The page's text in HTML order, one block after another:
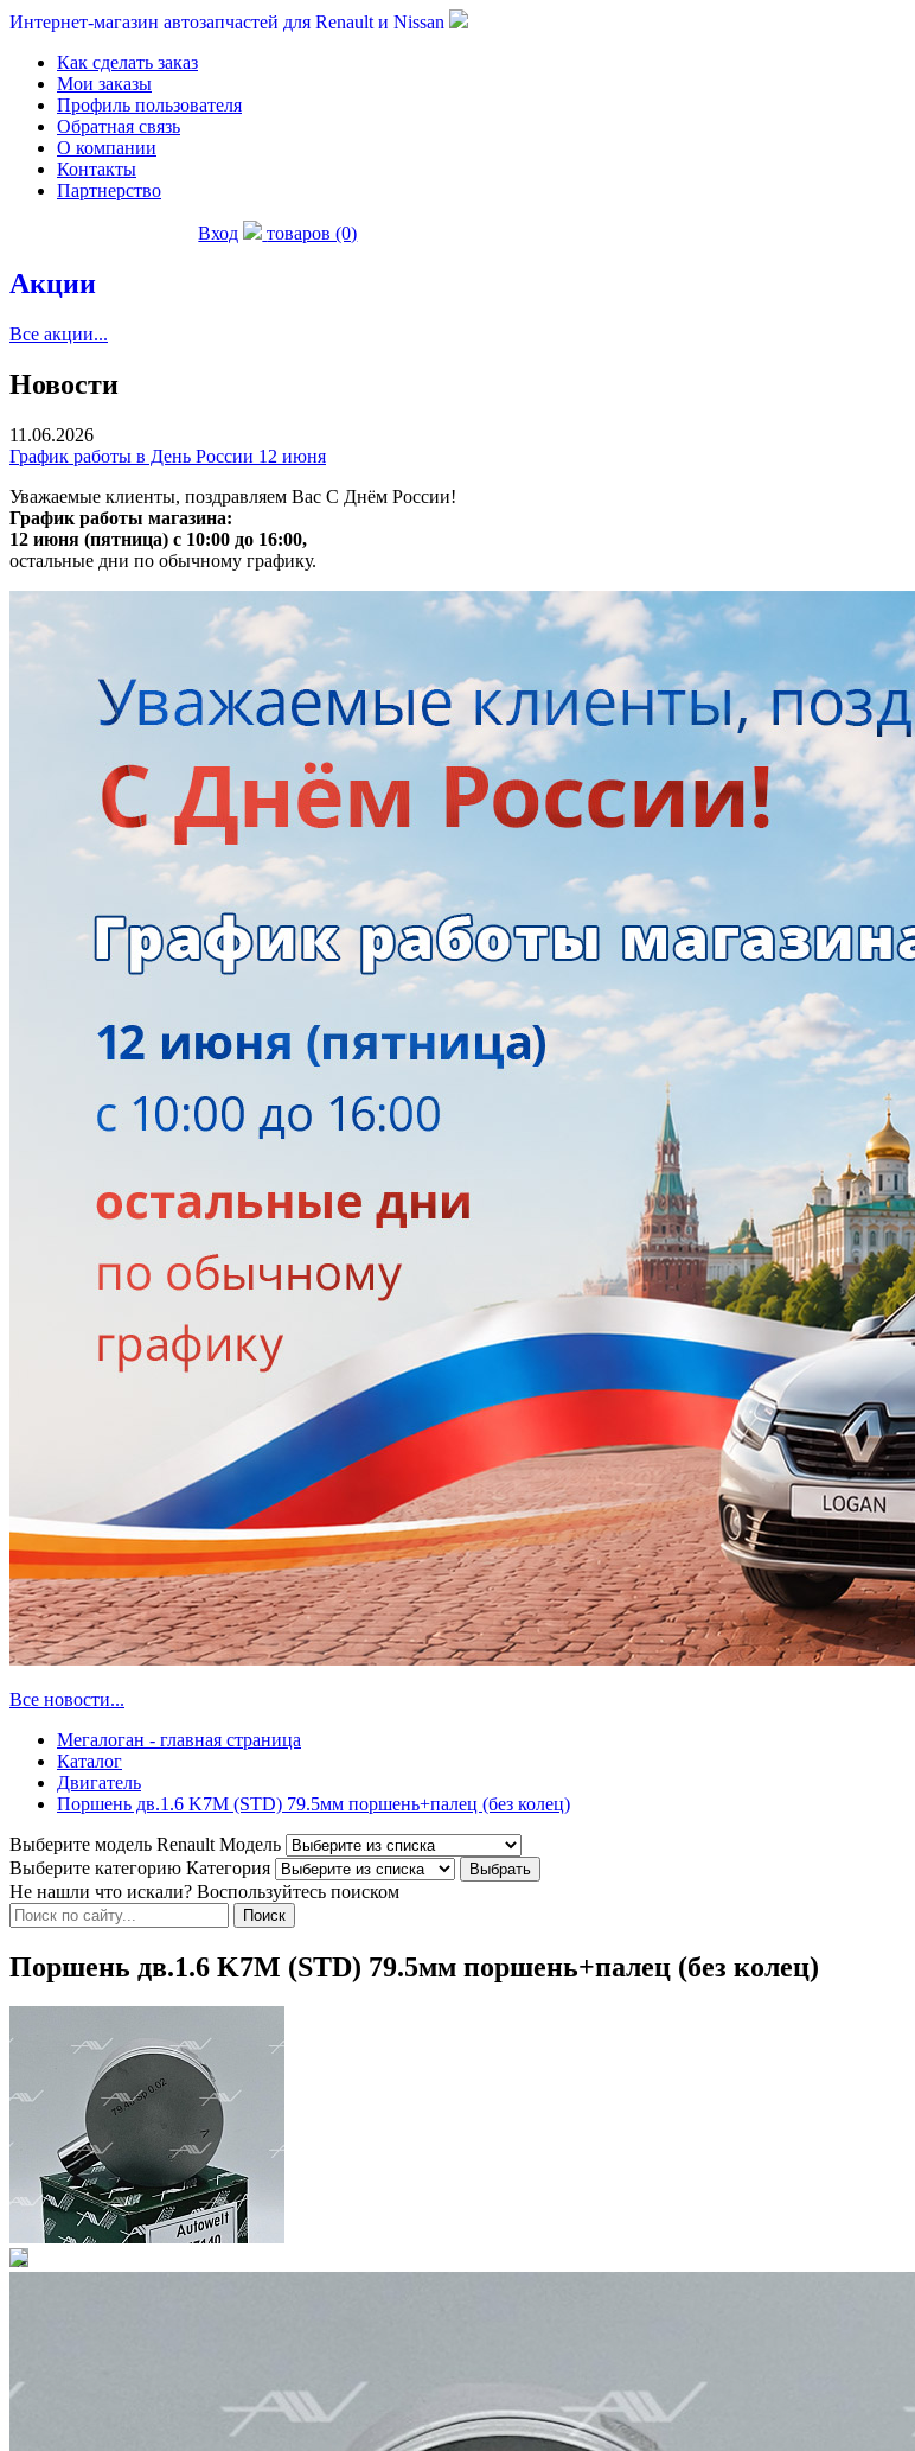
Интернет-магазин автозапчастей для Renault и Nissan
Как сделать заказ
Мои заказы
Профиль пользователя
Обратная связь
О компании
Контакты
Партнерство
Вход товаров (0)
Акции
Все акции...
Новости
11.06.2026
График работы в День России 12 июня
Уважаемые клиенты, поздравляем Вас С Днём России!
График работы магазина:
12 июня (пятница) с 10:00 до 16:00,
остальные дни по обычному графику.
Все новости...
Мегалоган - главная страница
Каталог
Двигатель
Поршень дв.1.6 K7M (STD) 79.5мм поршень+палец (без колец)
Выберите модель Renault Модель
Выберите категорию Категория
Не нашли что искали? Воспользуйтесь поиском
Поршень дв.1.6 K7M (STD) 79.5мм поршень+палец (без колец)